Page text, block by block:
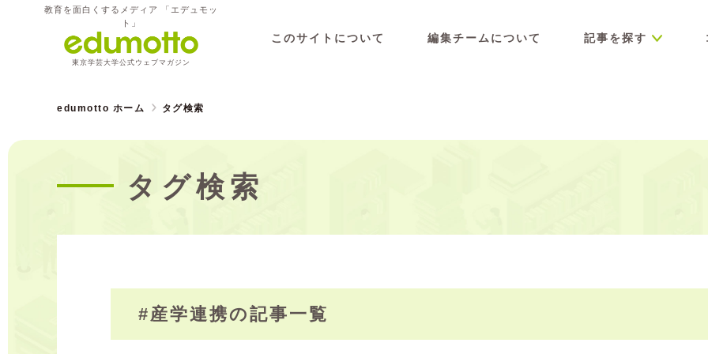
教育を面白くするメディア 「エデュモッ
ト」
東京学芸大学公式ウェブマガジン
このサイトについて 編集チームについて 記事を探す
edumotto ホーム タグ検索
タグ検索
#産学連携の記事一覧